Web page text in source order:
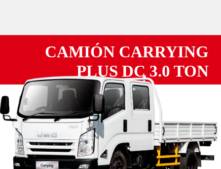
CAMIÓN CARRYING
PLUS DC 3.0 TON